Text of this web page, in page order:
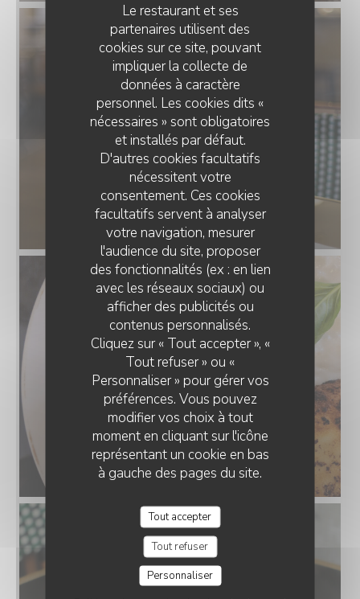
Le restaurant et ses
partenaires utilisent des
cookies sur ce site, pouvant
impliquer la collecte de
données à caractère
personnel. Les cookies dits «
nécessaires » sont obligatoires
et installés par défaut.
D'autres cookies facultatifs
nécessitent votre
consentement. Ces cookies
facultatifs servent à analyser
votre navigation, mesurer
l'audience du site, proposer
des fonctionnalités (ex : en lien
avec les réseaux sociaux) ou
afficher des publicités ou
contenus personnalisés.
Cliquez sur « Tout accepter », «
Tout refuser » ou «
Personnaliser » pour gérer vos
préférences. Vous pouvez
modifier vos choix à tout
moment en cliquant sur l'icône
représentant un cookie en bas
à gauche des pages du site.
Tout accepter
Tout refuser
Personnaliser